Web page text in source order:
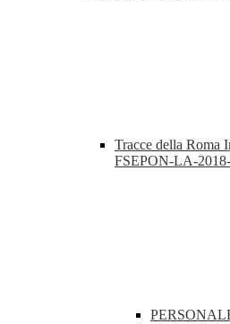
Tracce della Roma
FSEPON-LA-